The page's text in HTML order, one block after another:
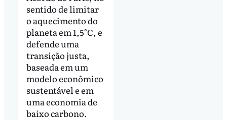
sentido de limitar
o aquecimento do
planeta em 1,5°C, e
defende uma
transição justa,
baseada em um
modelo econômico
sustentável e em
uma economia de
baixo carbono.